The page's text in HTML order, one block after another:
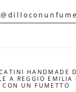
HANDMADE
A REGGIO EMILIA
CON UN FUMETTO